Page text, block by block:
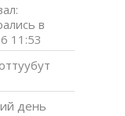
в
11:53
день